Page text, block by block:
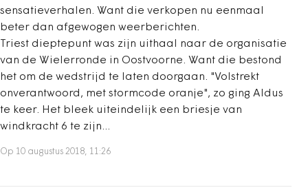
sensatieverhalen. Want die verkopen nu eenmaal
beter dan afgewogen weerberichten.
Triest dieptepunt was zijn uithaal naar de organisatie
van de Wielerronde in Oostvoorne. Want die bestond
het om de wedstrijd te laten doorgaan. "Volstrekt
onverantwoord, met stormcode oranje", zo ging Aldus
te keer. Het bleek uiteindelijk een briesje van
windkracht 6 te zijn...
Op 10 augustus 2018, 11:26